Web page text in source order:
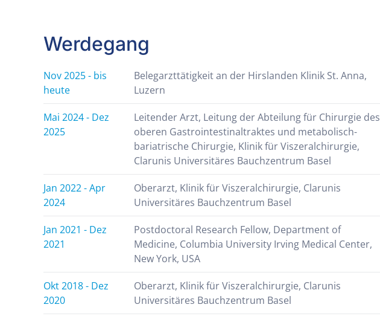
Werdegang
Nov 2025 - bis
heute
Belegarzttätigkeit an der Hirslanden Klinik St. Anna,
Luzern
Mai 2024 - Dez
2025
Leitender Arzt, Leitung der Abteilung für Chirurgie des
oberen Gastrointestinaltraktes und metabolisch-
bariatrische Chirurgie, Klinik für Viszeralchirurgie,
Clarunis Universitäres Bauchzentrum Basel
Jan 2022 - Apr
2024
Oberarzt, Klinik für Viszeralchirurgie, Clarunis
Universitäres Bauchzentrum Basel
Jan 2021 - Dez
2021
Postdoctoral Research Fellow, Department of
Medicine, Columbia University Irving Medical Center,
New York, USA
Okt 2018 - Dez
2020
Oberarzt, Klinik für Viszeralchirurgie, Clarunis
Universitäres Bauchzentrum Basel